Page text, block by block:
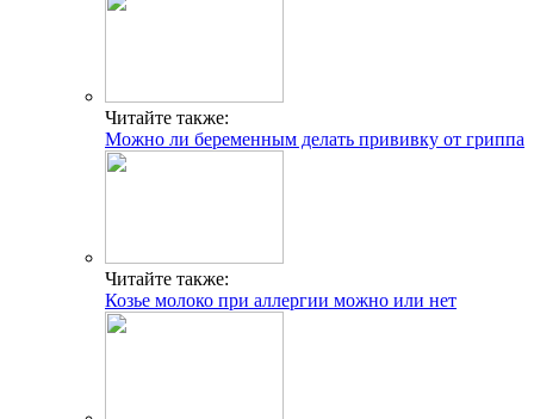
Читайте также:
Можно ли беременным делать прививку от гриппа
Читайте также:
Козье молоко при аллергии можно или нет